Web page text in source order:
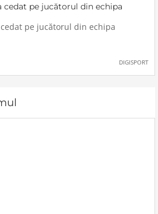
cedat pe jucătorul din echipa
pe jucătorul din echipa
DIGISPORT